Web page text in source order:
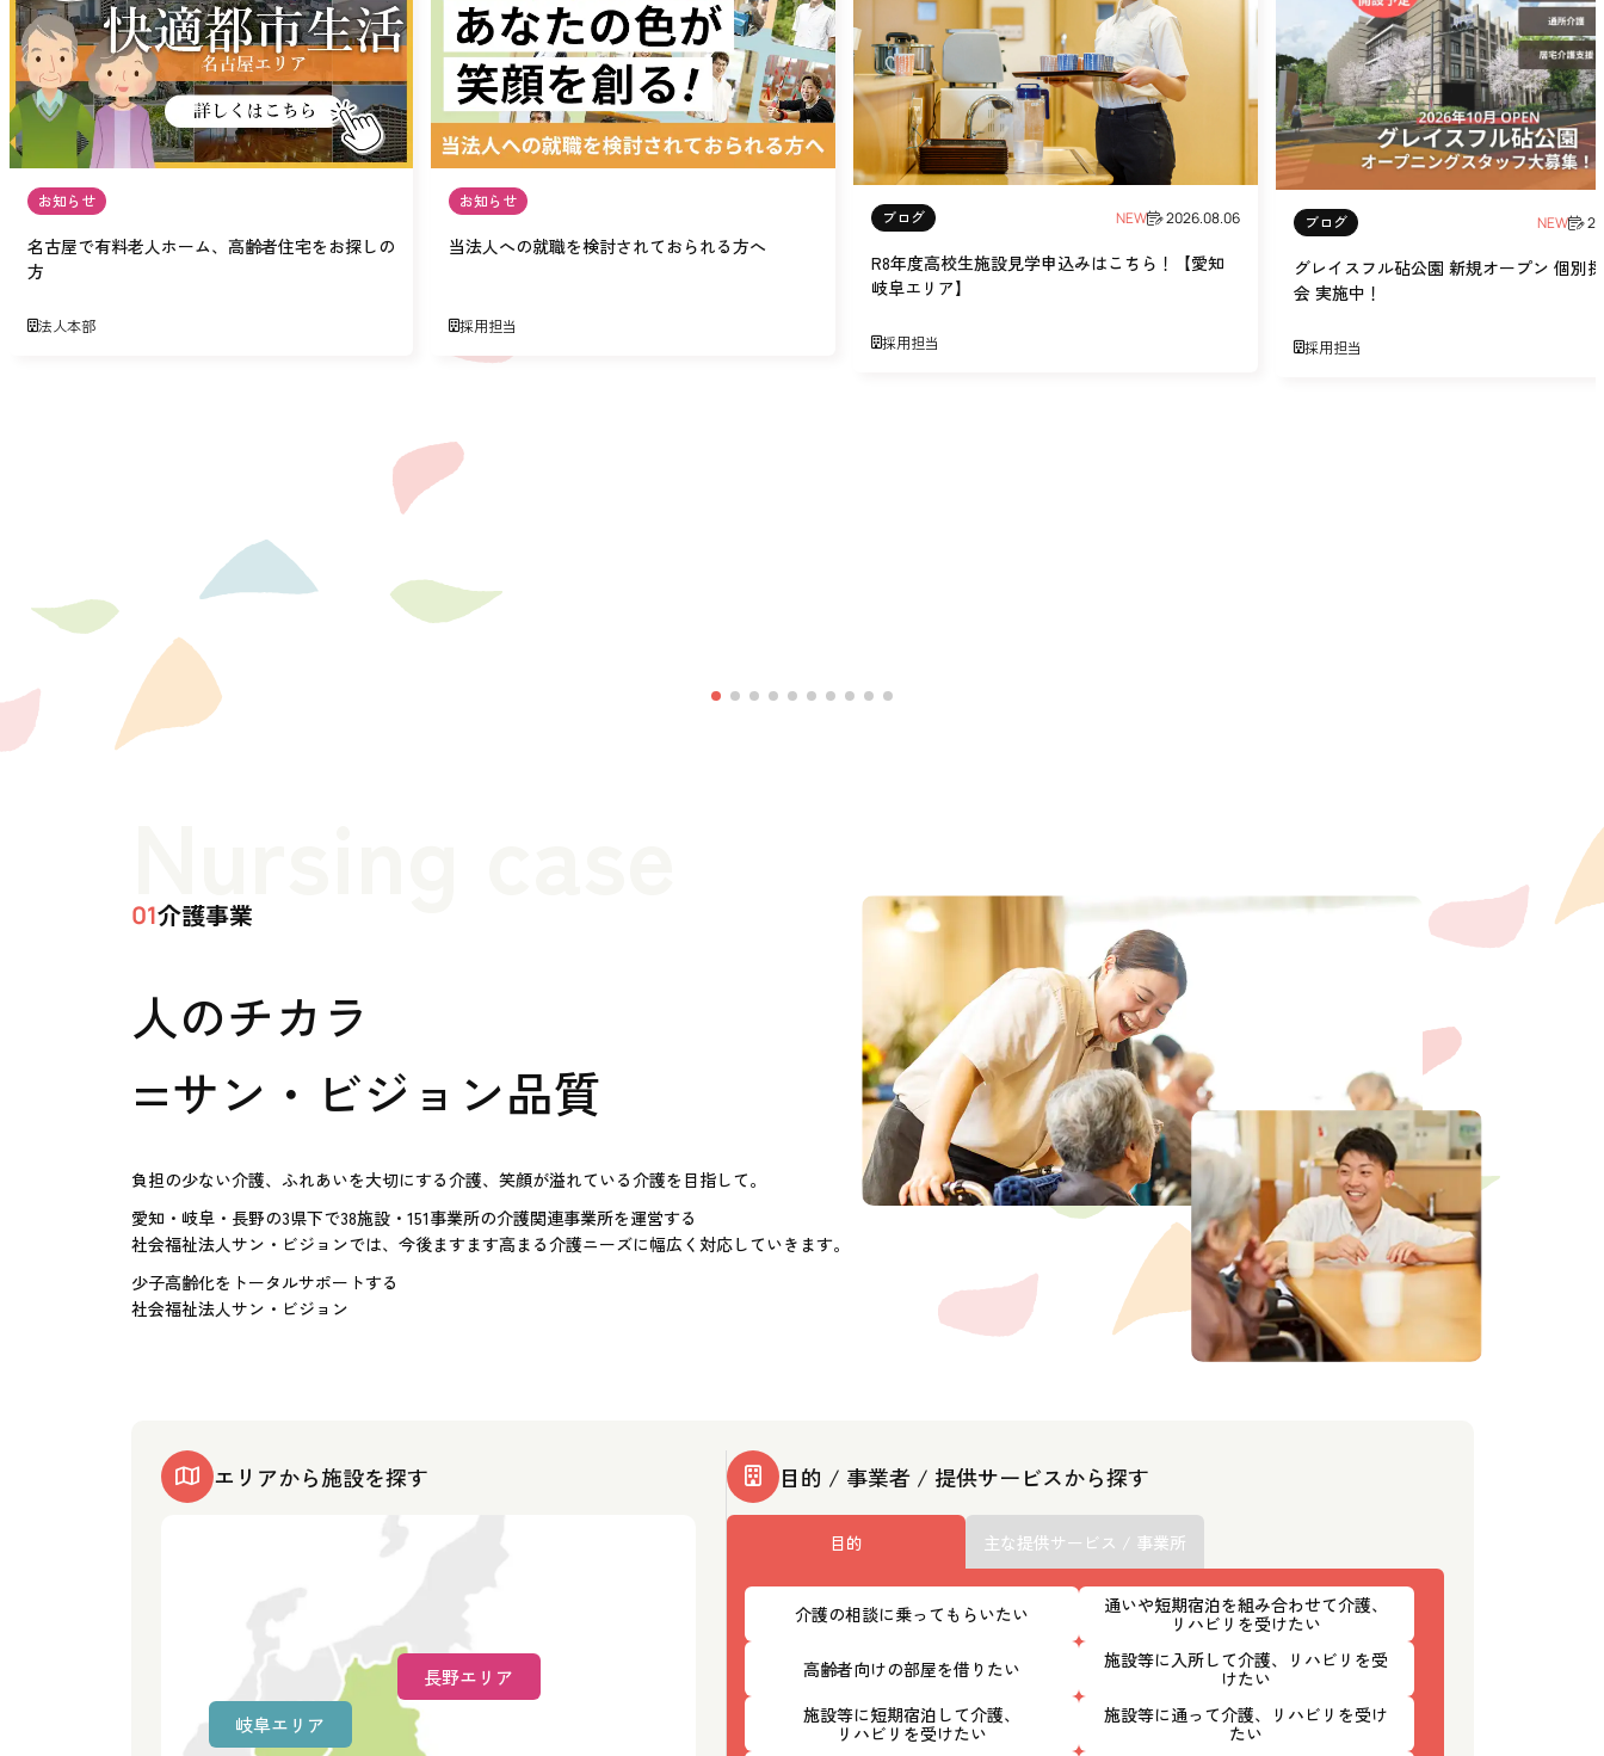
お知らせ
名古屋で有料老人ホーム、高齢者住宅をお探しの
方
法人本部
お知らせ
当法人への就職を検討されておられる方へ
採用担当
ブログ NEW 2026.08.06
R8年度高校生施設見学申込みはこちら！【愛知
岐阜エリア】
採用担当
ブログ NEW
グレイスフル砧公園 新規オープン 個別
会 実施中！
採用担当
01介護事業
人のチカラ
=サン・ビジョン品質
負担の少ない介護、ふれあいを大切にする介護、笑顔が溢れている介護を目指して。
愛知・岐阜・長野の3県下で38施設・151事業所の介護関連事業所を運営する
社会福祉法人サン・ビジョンでは、今後ますます高まる介護ニーズに幅広く対応していきます。
少子高齢化をトータルサポートする
社会福祉法人サン・ビジョン
エリアから施設を探す
岐阜エリア
長野エリア
目的 / 事業者 / 提供サービスから探す
目的 主な提供サービス / 事業所
介護の相談に乗ってもらいたい
通いや短期宿泊を組み合わせて介護、
リハビリを受けたい
高齢者向けの部屋を借りたい
施設等に入所して介護、リハビリを受
けたい
施設等に短期宿泊して介護、
リハビリを受けたい
施設等に通って介護、リハビリを受け
たい